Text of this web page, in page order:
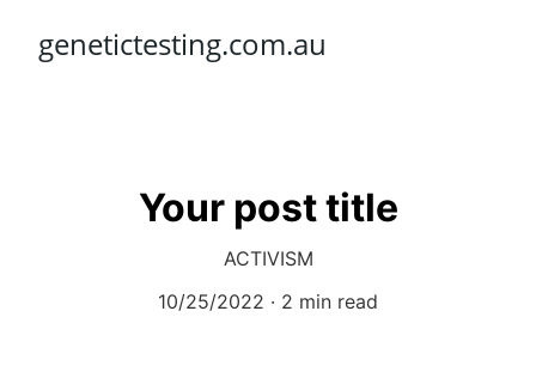
genetictesting.com.au
Your post title
ACTIVISM
10/25/2022
2 min read